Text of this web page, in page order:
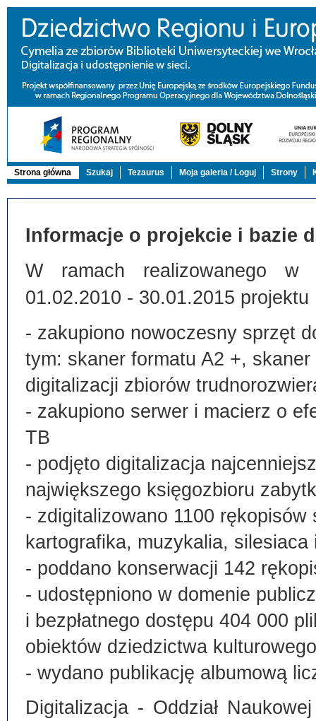
Strona główna Szukaj Tezaurus Moja galeria / Loguj Strony
Informacje o projekcie i bazie
W ramach realizowanego w
01.02.2010 - 30.01.2015 projektu
- zakupiono nowoczesny sprzęt
tym: skaner formatu A2 +,
digitalizacji zbiorów
- zakupiono serwer i macierz o
TB
- podjęto digitalizacja
największego księgozbioru
- zdigitalizowano 1100
kartografika, muzykalia, silesiaca
- poddano konserwacji 142
- udostępniono w domenie
i bezpłatnego dostępu 404 000
obiektów dziedzictwa kulturowego
- wydano publikację albumową
Digitalizacja - Oddział